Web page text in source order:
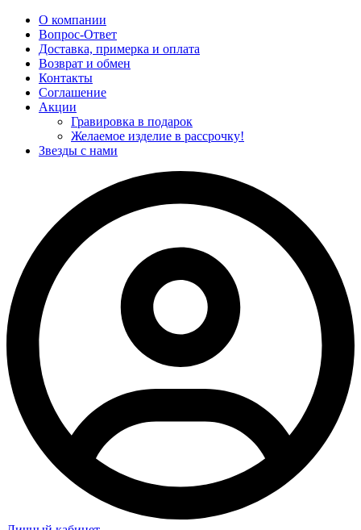
О компании
Вопрос-Ответ
Доставка, примерка и оплата
Возврат и обмен
Контакты
Соглашение
Акции
Гравировка в подарок
Желаемое изделие в рассрочку!
Звезды с нами